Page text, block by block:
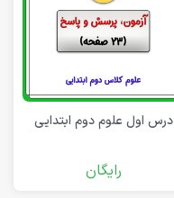
درس اول علوم دوم ابتدایی
رایگان